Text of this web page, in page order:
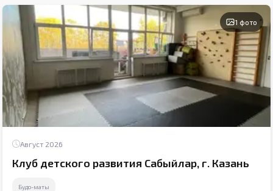
1 фото
Август 2026
Клуб детского развития Сабыйлар, г. Казань
Будо-маты